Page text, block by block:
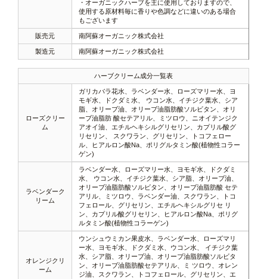
・オーガニックハーブを主に使用しておりますので、
使用する原材料毎に香りや色調などに違いのある場合
もございます
販売元 南阿蘇オーガニック株式会社
製造元 南阿蘇オーガニック株式会社
ハーブクリーム成分一覧表
ローズクリー
ム
ガリカバラ花水、ラベンダー水、ローズマリー水、ヨ
モギ水、ドクダミ水、 ウコン水、イチジク葉水、シア
脂、オリーブ油、オリーブ油脂肪酸ソルビタン、オリ
ーブ油脂肪 酸セテアリル、ミツロウ、ニオイテンジク
アオイ油、エチルヘキシルグリセリン、カプリル酸グ
リセリン、 スクワラン、グリセリン、トコフェロー
ル、ヒアルロン酸Na、ポリグルタミン酸(植物性コラー
ゲン)
ラベンダーク
リーム
ラベンダー水、ローズマリー水、ヨモギ水、ドクダミ
水、 ウコン水、イチジク葉水、シア脂、オリーブ油、
オリーブ油脂肪酸ソルビタン、オリーブ油脂肪酸 セテ
アリル、ミツロウ、ラベンダー油、スクワラン、トコ
フェロール、グリセリン、エチルヘキシルグリセ リ
ン、カプリル酸グリセリン、ヒアルロン酸Na、ポリグ
ルタミン酸(植物性コラーゲン)
オレンジクリ
ーム
ウンシュウミカン果皮水、ラベンダー水、ローズマリ
ー水、ヨモギ水、ドクダミ水、ウコン水、 イチジク葉
水、シア脂、オリーブ油、オリーブ油脂肪酸ソルビタ
ン、オリーブ油脂肪酸セテアリル、ミ ツロウ、オレン
ジ油、スクワラン、トコフェロール、グリセリン、エ